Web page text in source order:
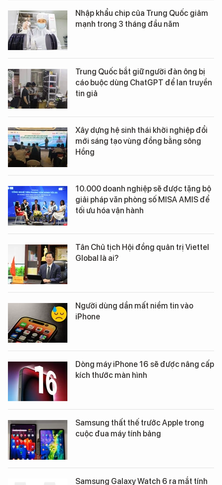
Nhập khẩu chip của Trung Quốc giảm
mạnh trong 3 tháng đầu năm
Trung Quốc bắt giữ người đàn ông bị
cáo buộc dùng ChatGPT để lan truyền
tin giả
Xây dựng hệ sinh thái khởi nghiệp đổi
mới sáng tạo vùng đồng bằng sông
Hồng
10.000 doanh nghiệp sẽ được tặng bộ
giải pháp văn phòng số MISA AMIS để
tối ưu hóa vận hành
Tân Chủ tịch Hội đồng quản trị Viettel
Global là ai?
Người dùng dần mất niềm tin vào
iPhone
Dòng máy iPhone 16 sẽ được nâng cấp
kích thước màn hình
Samsung thất thế trước Apple trong
cuộc đua máy tính bảng
Samsung Galaxy Watch 6 ra mắt tính